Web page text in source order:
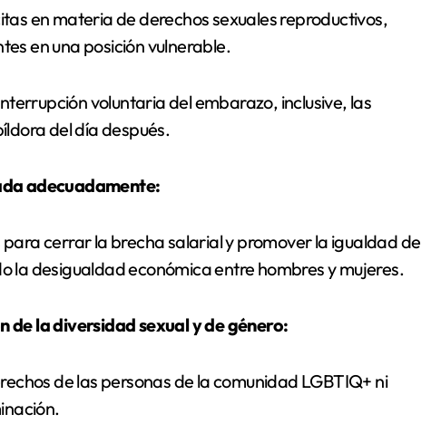
en materia de derechos sexuales reproductivos,
en una posición vulnerable.
voluntaria del embarazo, inclusive, las
del día después.
adecuadamente:
cerrar la brecha salarial y promover la igualdad de
la desigualdad económica entre hombres y mujeres.
la diversidad sexual y de género:
de las personas de la comunidad LGBTIQ+ ni